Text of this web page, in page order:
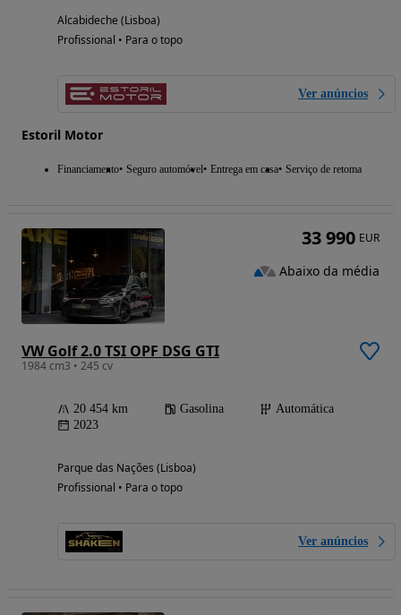
Alcabideche (Lisboa)
Profissional • Para o topo
Ver anúncios
Estoril Motor
Financiamento Seguro automóvel Entrega em casa Serviço de retoma
VW Golf 2.0 TSI OPF DSG GTI
1984 cm3 • 245 cv
20 454 km Gasolina
Automática
2023
Parque das Nações (Lisboa)
Profissional • Para o topo
Ver anúncios
33 990 EUR
Abaixo da média